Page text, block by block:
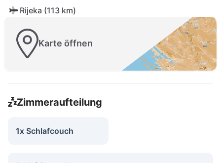
Rijeka (113 km)
Karte öffnen
Zimmeraufteilung
1x Schlafcouch